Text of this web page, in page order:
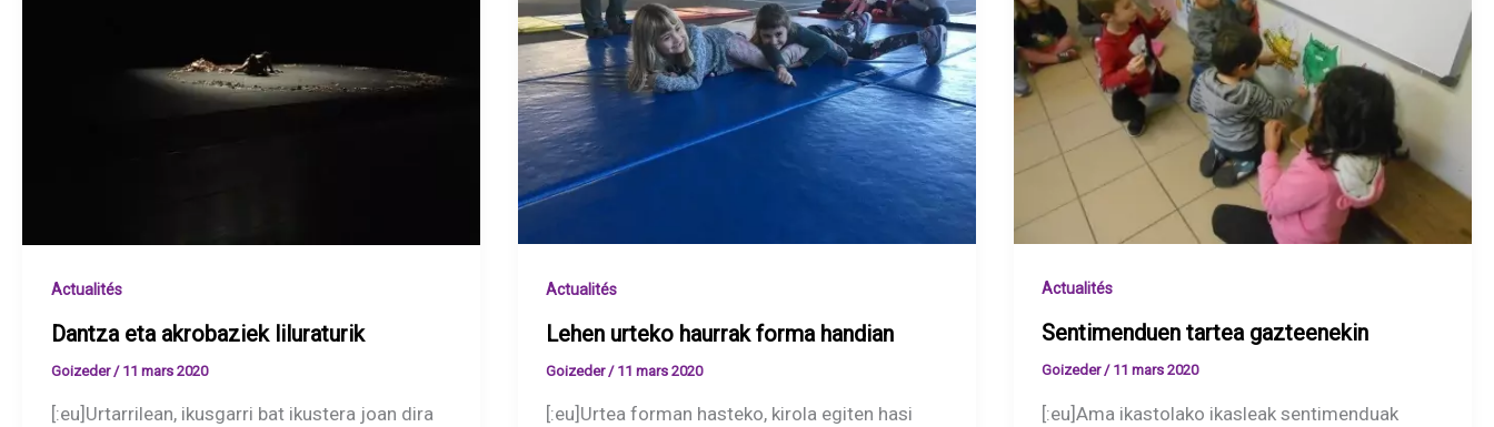
Actualités
Dantza eta akrobaziek liluraturik
Goizeder / 11 mars 2020
[:eu]Urtarrilean, ikusgarri bat ikustera joan dira
Actualités
Lehen urteko haurrak forma handian
Goizeder / 11 mars 2020
[:eu]Urtea forman hasteko, kirola egiten hasi
Actualités
Sentimenduen tartea gazteenekin
Goizeder/ 11 mars 2020
[:eu]Ama ikastolako ikasleak sentimenduak